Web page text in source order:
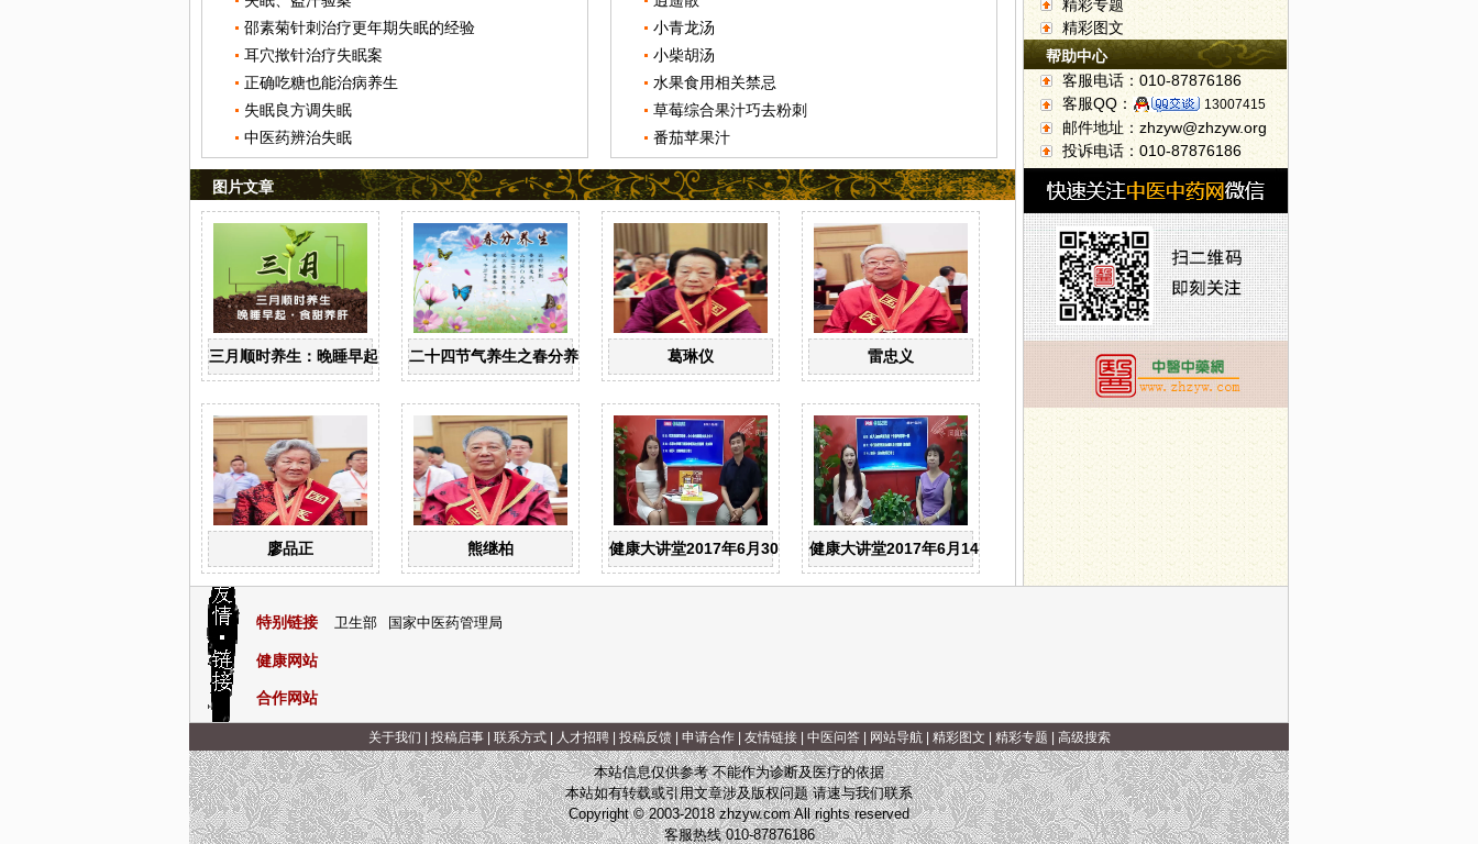
邵素菊针刺治疗更年期失眠的经验
耳穴揿针治疗失眠案
正确吃糖也能治病养生
失眠良方调失眠
中医药辨治失眠
小青龙汤
小柴胡汤
水果食用相关禁忌
草莓综合果汁巧去粉刺
番茄苹果汁
图片文章
三月顺时养生：晚睡早起 食甜养肝二十四节气养生之春分养生 葛琳仪 雷忠义
廖品正 熊继柏 健康大讲堂2017年6月30日：中医科主任医师史成和--小心夏季高发病急性肠胃炎
健康大讲堂2017年6月14日：北京中日友好医院血液科陈艳荣--白血病预防知识
精彩专题
精彩图文
帮助中心
客服电话：010-87876186
客服QQ：
13007415
邮件地址：zhzyw@zhzyw.org
投诉电话：010-87876186
特别链接 卫生部 国家中医药管理局
健康网站
合作网站
关于我们 投稿启事| 联系方式| 人才招聘| 投稿反馈| 申请合作| 友情链接| 中医问答| 网站导航| 精彩图文 精彩专题 高级搜索
本站信息仅供参考 不能作为诊断及医疗的依据
本站如有转载或引用文章涉及版权问题 请速与我们联系
Copyright © 2003-2018 zhzyw.com All rights reserved
客服热线 010-87876186